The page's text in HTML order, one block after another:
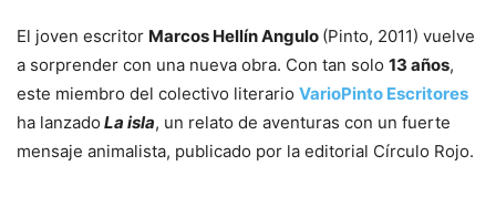
El joven escritor Marcos Hellín Angulo (Pinto, 2011) vuelve
a sorprender con una nueva obra. Con tan solo 13 años,
este miembro del colectivo literario VarioPinto Escritores
ha lanzado La isla, un relato de aventuras con un fuerte
mensaje animalista, publicado por la editorial Círculo Rojo.